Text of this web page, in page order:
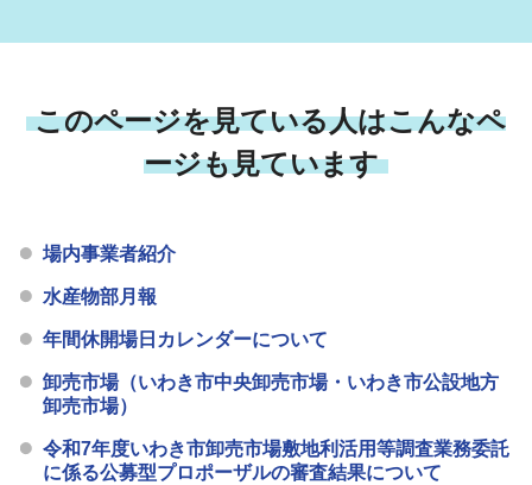
このページを見ている人はこんなペ
ージも見ています
場内事業者紹介
水産物部月報
年間休開場日カレンダーについて
卸売市場（いわき市中央卸売市場・いわき市公設地方
卸売市場）
令和7年度いわき市卸売市場敷地利活用等調査業務委託
に係る公募型プロポーザルの審査結果について